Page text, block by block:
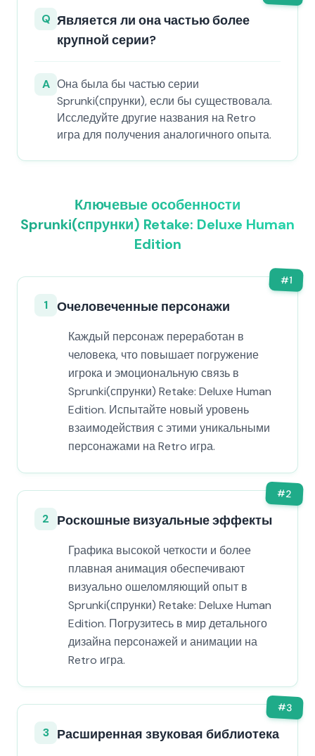
Q Является ли она частью более
крупной серии?
A Она была бы частью серии
Sprunki(спрунки), если бы существовала.
Исследуйте другие названия на Retro
игра для получения аналогичного опыта.
Ключевые особенности
Sprunki(спрунки) Retake: Deluxe Human
Edition
#1
1 Очеловеченные персонажи
Каждый персонаж переработан в
человека, что повышает погружение
игрока и эмоциональную связь в
Sprunki(спрунки) Retake: Deluxe Human
Edition. Испытайте новый уровень
взаимодействия с этими уникальными
персонажами на Retro игра.
#2
2 Роскошные визуальные эффекты
Графика высокой четкости и более
плавная анимация обеспечивают
визуально ошеломляющий опыт в
Sprunki(спрунки) Retake: Deluxe Human
Edition. Погрузитесь в мир детального
дизайна персонажей и анимации на
Retro игра.
#3
3 Расширенная звуковая библиотека